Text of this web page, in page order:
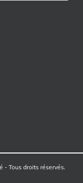
- Tous droits réservés.